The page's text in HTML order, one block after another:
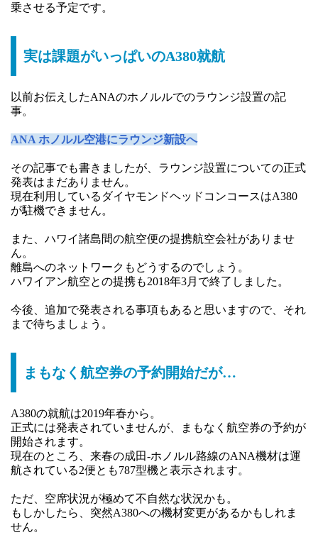
乗させる予定です。
実は課題がいっぱいのA380就航
以前お伝えしたANAのホノルルでのラウンジ設置の記
事。
ANA ホノルル空港にラウンジ新設へ
その記事でも書きましたが、ラウンジ設置についての正式
発表はまだありません。
現在利用しているダイヤモンドヘッドコンコースはA380
が駐機できません。
また、ハワイ諸島間の航空便の提携航空会社がありませ
ん。
離島へのネットワークもどうするのでしょう。
ハワイアン航空との提携も2018年3月で終了しました。
今後、追加で発表される事項もあると思いますので、それ
まで待ちましょう。
まもなく航空券の予約開始だが…
A380の就航は2019年春から。
正式には発表されていませんが、まもなく航空券の予約が
開始されます。
現在のところ、来春の成田-ホノルル路線のANA機材は運
航されている2便とも787型機と表示されます。
ただ、空席状況が極めて不自然な状況かも。
もしかしたら、突然A380への機材変更があるかもしれま
せん。